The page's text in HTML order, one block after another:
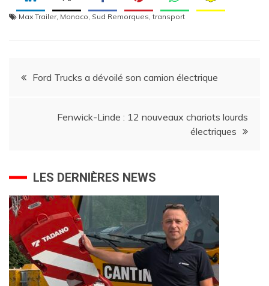
Max Trailer, Monaco, Sud Remorques,transport
Navigation
Ford Trucks a dévoilé son camion électrique
Fenwick-Linde : 12 nouveaux chariots lourds
électriques
LES DERNIÈRES NEWS